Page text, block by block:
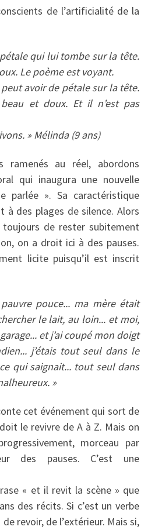
de l’artificialité de la
qui lui tombe sur la tête.
Le poème est voyant.
avoir de pétale sur la tête.
et doux. Et il n’est pas
» Mélinda (9 ans)
ramenés au réel, abordons
qui inaugura une nouvelle
parlée ». Sa caractéristique
à des plages de silence. Alors
toujours de rester subitement
on a droit ici à des pauses.
licite puisqu’il est inscrit
pouce... ma mère était
le lait, au loin... et moi,
et j’ai coupé mon doigt
j’étais tout seul dans le
qui saignait... tout seul dans
»
cet événement qui sort de
le revivre de A à Z. Mais on
morceau par
des pauses. C’est une
« et il revit la scène » que
des récits. Si c’est un verbe
revoir, de l’extérieur. Mais si,